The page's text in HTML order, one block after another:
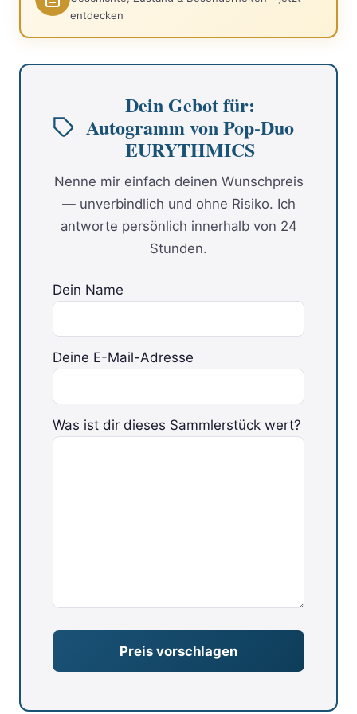
entdecken
Dein Gebot für:
Autogramm von Pop-Duo
EURYTHMICS
Nenne mir einfach deinen Wunschpreis
— unverbindlich und ohne Risiko. Ich
antworte persönlich innerhalb von 24
Stunden.
Dein Name
Deine E-Mail-Adresse
Bitte lasse dieses Feld leer.
Was ist dir dieses Sammlerstück wert?